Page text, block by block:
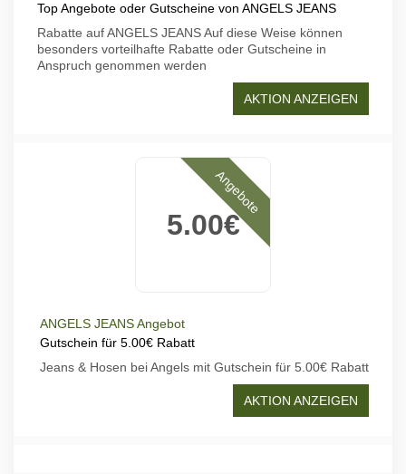
Top Angebote oder Gutscheine von ANGELS JEANS
Rabatte auf ANGELS JEANS Auf diese Weise können
besonders vorteilhafte Rabatte oder Gutscheine in
Anspruch genommen werden
AKTION ANZEIGEN
5.00€
Angebote
ANGELS JEANS Angebot
Gutschein für 5.00€ Rabatt
Jeans & Hosen bei Angels mit Gutschein für 5.00€ Rabatt
AKTION ANZEIGEN